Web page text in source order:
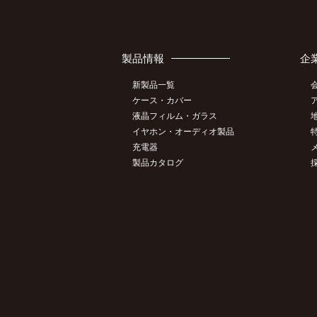
製品情報
新製品一覧
ケース・カバー
液晶フィルム・ガラス
イヤホン・オーディオ製品
充電器
製品カタログ
企